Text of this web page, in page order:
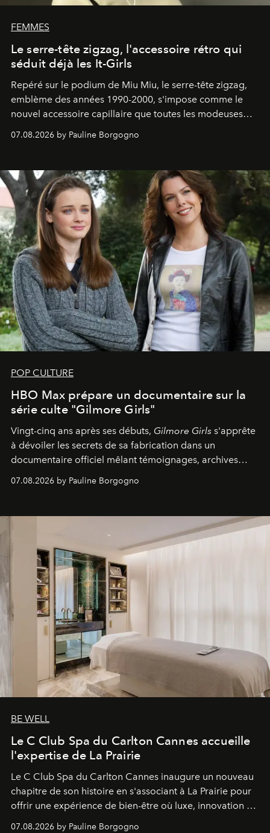
FEMMES
Le serre-tête zigzag, l'accessoire rétro qui
séduit déjà les It-Girls
Repéré sur le podium de Miu Miu, le serre-tête zigzag,
emblème des années 1990-2000, s'impose comme le
nouvel accessoire capillaire que toutes les modeuses
07.08.2026 by Pauline Borgogno
POP CULTURE
HBO Max prépare un documentaire sur la
série culte "Gilmore Girls"
Vingt-cinq ans après ses débuts, Gilmore Girls s'apprête
à dévoiler les secrets de sa fabrication dans un
documentaire officiel mêlant témoignages, archives
générationnel.
07.08.2026 by Pauline Borgogno
BE WELL
Le C Club Spa du Carlton Cannes accueille
l'expertise de La Prairie
Le C Club Spa du Carlton Cannes inaugure un nouveau
chapitre de son histoire en s'associant à La Prairie pour
offrir une expérience de bien-être où luxe, innovation et
07.08.2026 by Pauline Borgogno